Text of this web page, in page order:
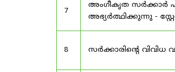
7
അംഗീകൃത സർക്കാർ
അഭ്യർത്ഥിക്കുന്നു -
8 സർക്കാരിന്റെ